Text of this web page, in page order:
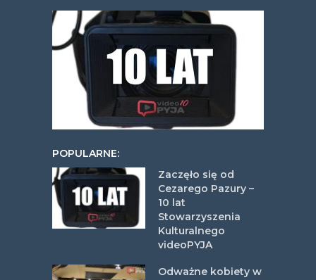
POPULARNE:
Zaczęło się od
Cezarego Pazury –
10 lat
Stowarzyszenia
Kulturalnego
videoPYJA
Odważne kobiety w